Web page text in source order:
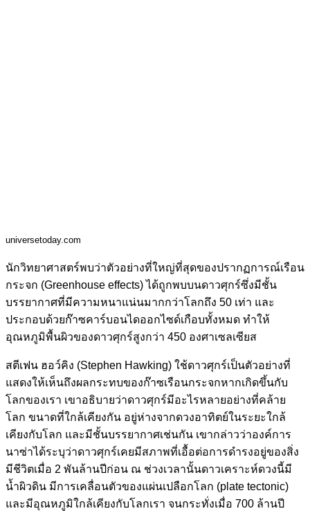
universetoday.com
นักวิทยาศาสตร์พบว่าตัวอย่างที่ใหญ่ที่สุดของปรากฏการณ์เรือน
กระจก (Greenhouse effects) ได้ถูกพบบนดาวศุกร์ซึ่งมีชั้น
บรรยากาศที่มีความหนาแน่นมากกว่าโลกถึง 50 เท่า และ
ประกอบด้วยก๊าซคาร์บอนไดออกไซด์เกือบทั้งหมด ทำให้
อุณหภูมิพื้นผิวของดาวศุกร์สูงกว่า 450 องศาเซลเซียส
สตีเฟน ฮอว์คิง (Stephen Hawking) ใช้ดาวศุกร์เป็นตัวอย่างที่
แสดงให้เห็นถึงผลกระทบของก๊าซเรือนกระจกหากเกิดขึ้นกับ
โลกของเรา เขาอธิบายว่าดาวศุกร์มีอะไรหลายอย่างที่คล้าย
โลก ขนาดที่ใกล้เคียงกัน อยู่ห่างจากดวงอาทิตย์ในระยะใกล้
เคียงกับโลก และมีชั้นบรรยากาศเช่นกัน เขากล่าวว่าองค์การ
นาซ่าได้ระบุว่าดาวศุกร์เคยมีสภาพที่เอื้อต่อการดำรงอยู่ของสิ่ง
มีชีวิตเมื่อ 2 พันล้านปีก่อน ณ ช่วงเวลานั้นดาวเคราะห์ดวงนี้มี
น้ำผิวดิน มีการเคลื่อนตัวของแผ่นเปลือกโลก (plate tectonic)
และมีอุณหภูมิใกล้เคียงกับโลกเรา จนกระทั่งเมื่อ 700 ล้านปี